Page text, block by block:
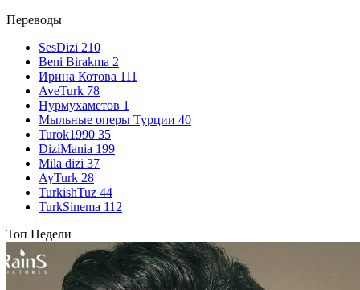
Переводы
SesDizi 210
Beni Birakma 2
Ирина Котова 111
AveTurk 78
Нурмухаметов 1
Мыльные оперы Турции 40
Turok1990 35
DiziMania 199
Mila dizi 37
AyTurk 28
TurkishTuz 44
TurkSinema 112
Топ Недели